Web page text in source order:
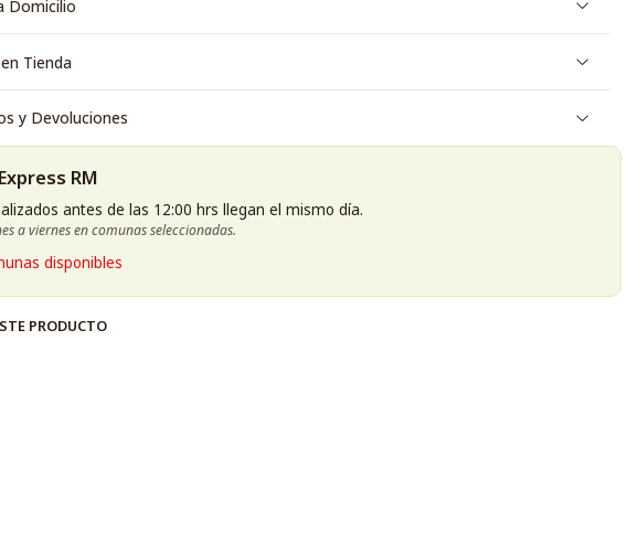
Domicilio
Tienda
y Devoluciones
RM
antes de las 12:00 hrs llegan el mismo día.
a viernes en comunas seleccionadas.
disponibles
PRODUCTO